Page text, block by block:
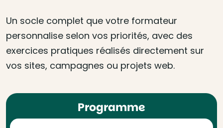
Un socle complet que votre formateur
personnalise selon vos priorités, avec des
exercices pratiques réalisés directement sur
vos sites, campagnes ou projets web.
Programme